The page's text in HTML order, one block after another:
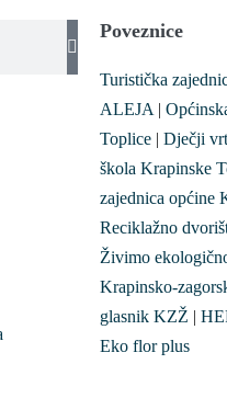
Poveznice
Turistička
ALEJA |
Toplice | Dječji
škola Krapinske
zajednica općine
Reciklažno
Živimo
Krapinsko-
glasnik KZŽ |
Eko flor plus